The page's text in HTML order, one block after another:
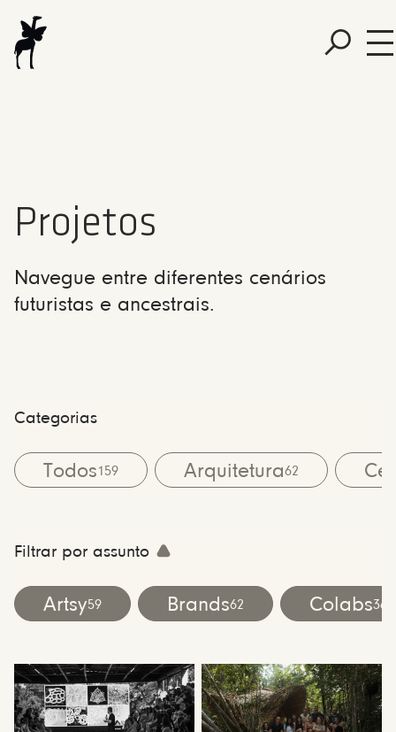
Projetos
Navegue entre diferentes cenários
futuristas e ancestrais.
Categorias
Todos159 Arquitetura62
Filtrar por assunto
Artsy59 Brands62 Colabs36